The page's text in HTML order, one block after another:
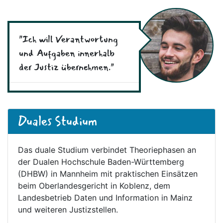
"Ich will Verantwortung
und Aufgaben innerhalb
der Justiz übernehmen."
Duales Studium
Das duale Studium verbindet Theoriephasen an
der Dualen Hochschule Baden-Württemberg
(DHBW) in Mannheim mit praktischen Einsätzen
beim Oberlandesgericht in Koblenz, dem
Landesbetrieb Daten und Information in Mainz
und weiteren Justizstellen.